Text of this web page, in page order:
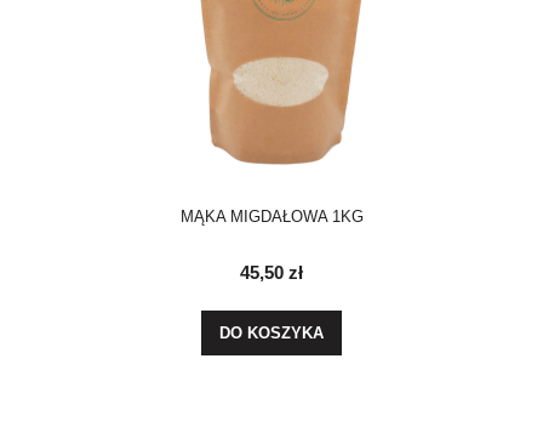
MĄKA MIGDAŁOWA 1KG
45,50 zł
DO KOSZYKA